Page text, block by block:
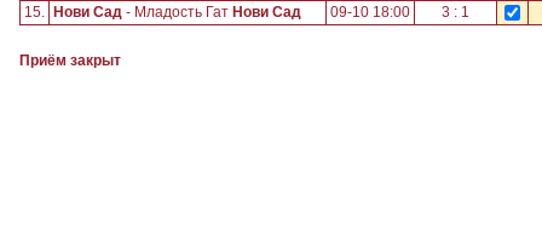
15.
Нови Сад - Младость Гат Нови Сад 09-10 18:00 3 : 1
Приём закрыт